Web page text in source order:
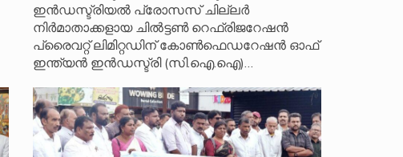
ഇൻഡസ്ട്രിയൽ പ്രോസസ് ചില്ലർ
നിർമാതാക്കളായ ചിൽട്ടൺ റെഫ്രിജറേഷൻ
പ്രൈവറ്റ് ലിമിറ്റഡിന് കോൺഫെഡറേഷൻ ഓഫ്
ഇന്ത്യൻ ഇൻഡസ്ട്രി (സി.ഐ.ഐ)…